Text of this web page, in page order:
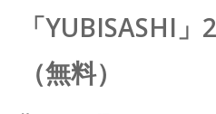
「YUBISASHI
（無料）